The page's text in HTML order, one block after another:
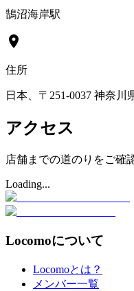
鵠沼海岸駅
住所
日本、〒251-0037 神奈
アクセス
店舗までの道のりをご確
Loading...
Locomoについて
Locomoとは？
メンバー一覧